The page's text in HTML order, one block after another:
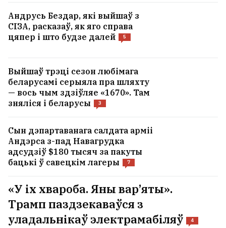
Андрусь Бездар, які выйшаў з
СІЗА, расказаў, як яго справа
цяпер і што будзе далей
5
Выйшаў трэці сезон любімага
беларусамі серыяла пра шляхту
— вось чым здзіўляе «1670». Там
зняліся і беларусы
3
Сын дэпартаванага салдата арміі
Андэрса з-пад Навагрудка
адсудзіў $180 тысяч за пакуты
бацькі ў савецкім лагеры
7
«У іх хвароба. Яны вар’яты».
Трамп паздзекаваўся з
уладальнікаў электрамабіляў
4